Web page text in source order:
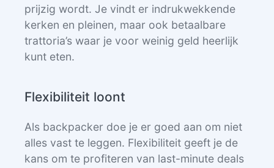
prijzig wordt. Je vindt er indrukwekkende
kerken en pleinen, maar ook betaalbare
trattoria’s waar je voor weinig geld heerlijk
kunt eten.
Flexibiliteit loont
Als backpacker doe je er goed aan om niet
alles vast te leggen. Flexibiliteit geeft je de
kans om te profiteren van last-minute deals